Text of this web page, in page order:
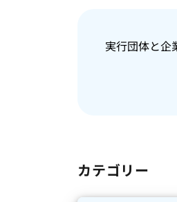
実行団体と企
カテゴリー